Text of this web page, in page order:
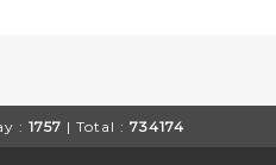
: 1757 | Total : 734174